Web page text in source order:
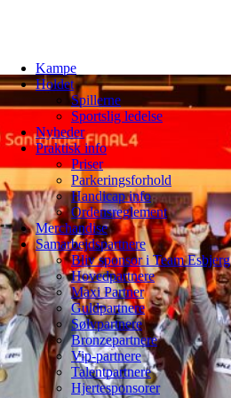
Kampe
Holdet
Spillerne
Sportslig ledelse
Nyheder
Praktisk info
Priser
Parkeringsforhold
Handicap info
Ordensreglement
Merchandise
Samarbejdspartnere
Bliv sponsor i Team Esbjerg
Hovedpartnere
Maxi Partner
Guldpartnere
Sølvpartnere
Bronzepartnere
Vip-partnere
Talentpartnere
Hjertesponsorer